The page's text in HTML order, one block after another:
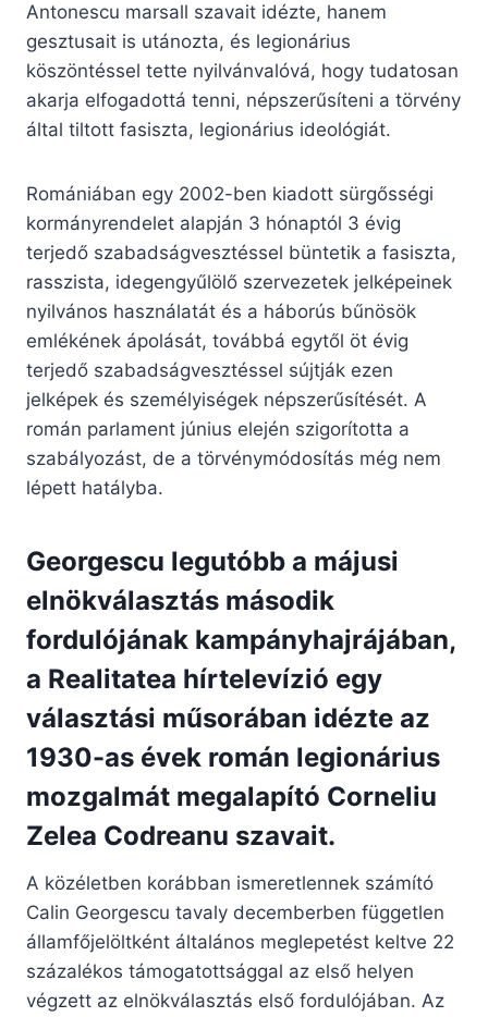
Antonescu marsall szavait idézte, hanem
gesztusait is utánozta, és legionárius
köszöntéssel tette nyilvánvalóvá, hogy tudatosan
akarja elfogadottá tenni, népszerűsíteni a törvény
által tiltott fasiszta, legionárius ideológiát.
Romániában egy 2002-ben kiadott sürgősségi
kormányrendelet alapján 3 hónaptól 3 évig
terjedő szabadságvesztéssel büntetik a fasiszta,
rasszista, idegengyűlölő szervezetek jelképeinek
nyilvános használatát és a háborús bűnösök
emlékének ápolását, továbbá egytől öt évig
terjedő szabadságvesztéssel sújtják ezen
jelképek és személyiségek népszerűsítését. A
román parlament június elején szigorította a
szabályozást, de a törvénymódosítás még nem
lépett hatályba.
Georgescu legutóbb a májusi
elnökválasztás második
fordulójának kampányhajrájában,
a Realitatea hírtelevízió egy
választási műsorában idézte az
1930-as évek román legionárius
mozgalmát megalapító Corneliu
Zelea Codreanu szavait.
A közéletben korábban ismeretlennek számító
Calin Georgescu tavaly decemberben független
államfőjelöltként általános meglepetést keltve 22
százalékos támogatottsággal az első helyen
végzett az elnökválasztás első fordulójában. Az